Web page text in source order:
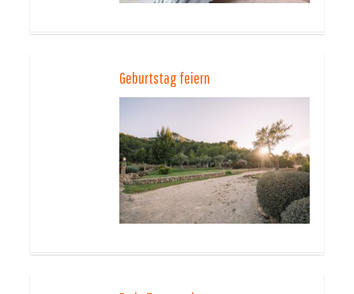
Geburtstag feiern